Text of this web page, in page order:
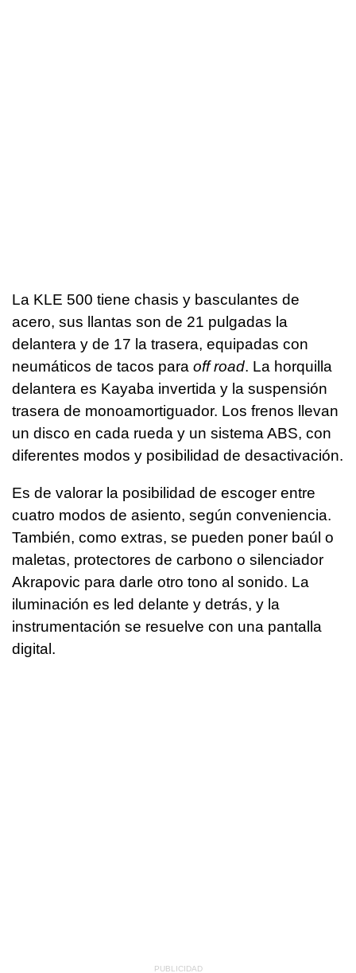
La KLE 500 tiene chasis y basculantes de
acero, sus llantas son de 21 pulgadas la
delantera y de 17 la trasera, equipadas con
neumáticos de tacos para off road. La horquilla
delantera es Kayaba invertida y la suspensión
trasera de monoamortiguador. Los frenos llevan
un disco en cada rueda y un sistema ABS, con
diferentes modos y posibilidad de desactivación.
Es de valorar la posibilidad de escoger entre
cuatro modos de asiento, según conveniencia.
También, como extras, se pueden poner baúl o
maletas, protectores de carbono o silenciador
Akrapovic para darle otro tono al sonido. La
iluminación es led delante y detrás, y la
instrumentación se resuelve con una pantalla
digital.